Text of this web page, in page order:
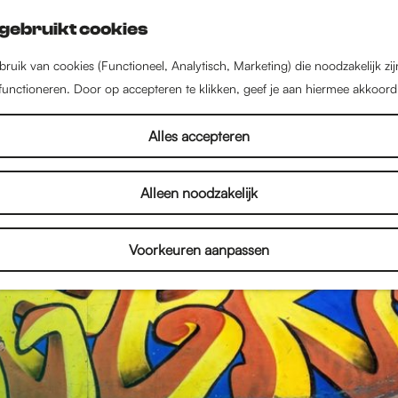
cookies
van cookies (Functioneel, Analytisch, Marketing) die noodzakelijk
Door op accepteren te klikken, geef je aan hiermee
Alles accepteren
Alleen noodzakelijk
Voorkeuren aanpassen